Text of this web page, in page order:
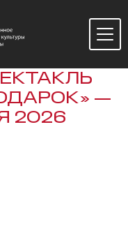
—
2026